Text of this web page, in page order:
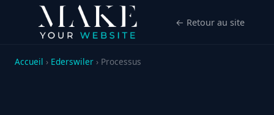
← Retour au site
Accueil › Ederswiler › Processus